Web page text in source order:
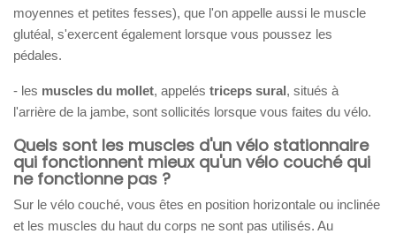
moyennes et petites fesses), que l'on appelle aussi le muscle
glutéal, s'exercent également lorsque vous poussez les
pédales.
- les muscles du mollet, appelés triceps sural, situés à
l'arrière de la jambe, sont sollicités lorsque vous faites du vélo.
Quels sont les muscles d'un vélo stationnaire
qui fonctionnent mieux qu'un vélo couché qui
ne fonctionne pas ?
Sur le vélo couché, vous êtes en position horizontale ou inclinée
et les muscles du haut du corps ne sont pas utilisés. Au